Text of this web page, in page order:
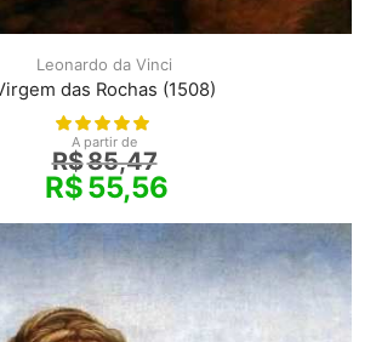
Leonardo da Vinci
das Rochas (1508)
A partir de
R$85,47
R$55,56